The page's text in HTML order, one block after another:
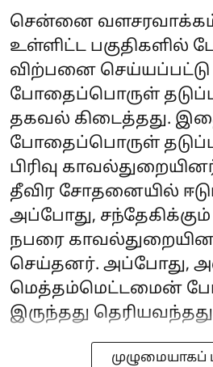
சென்னை வளசரவாக்கம்,
உள்ளிட்ட
விற்பனை செய்யப்பட்டு
போதைப்பொருள் தடுப்பு
தகவல் கிடைத்தது.
போதைப்பொருள்
பிரிவு
தீவிர சோதனையில்
அப்போது, சந்தேகிக்கும்
நபரை
செய்தனர். அப்போது,
மெத்தம்மெட்டமைன்
இருந்தது
முழுமையாகப்